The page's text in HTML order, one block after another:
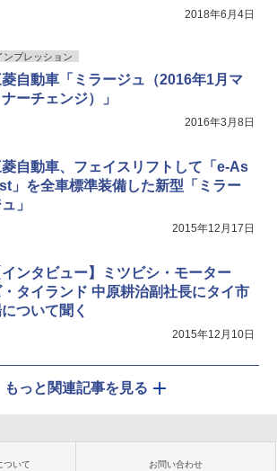
2018年6月4日
ンプレッション
菱自動車「ミラージュ（2016年1月マ
ーチェンジ）」
2016年3月8日
菱自動車、フェイスリフトして「e-As
」を全車標準装備した新型「ミラー
」
2015年12月17日
インタビュー】ミツビシ・モーター
・タイランド 中原耕治副社長にタイ市
ついて聞く
2015年12月10日
もっと関連記事を見る
ついて お問い合わせ